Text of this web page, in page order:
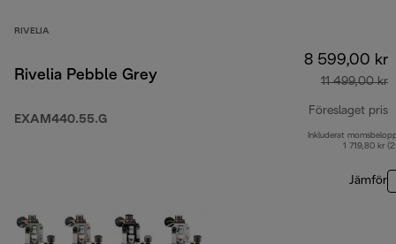
RIVELIA
Rivelia Pebble Grey
EXAM440.55.G
8 599,00 kr
11 499,00 kr
Föreslaget pris
Inkluderat
1 719,80 kr
Jämför